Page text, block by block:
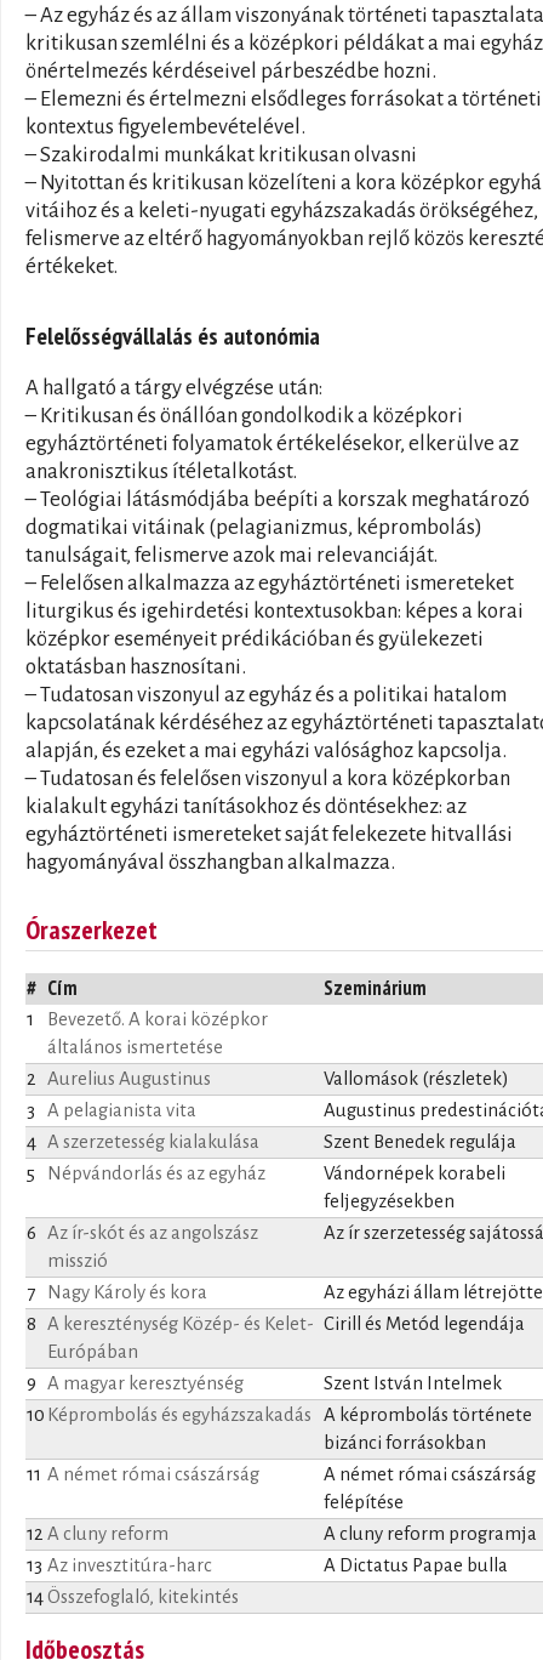
– Az egyház és az állam viszonyának történeti
kritikusan szemlélni és a középkori példákat a mai
önértelmezés kérdéseivel párbeszédbe hozni.
– Elemezni és értelmezni elsődleges forrásokat a történeti
kontextus figyelembevételével.
– Szakirodalmi munkákat kritikusan olvasni
– Nyitottan és kritikusan közelíteni a kora középkor
vitáihoz és a keleti-nyugati egyházszakadás örökségéhez,
felismerve az eltérő hagyományokban rejlő közös
értékeket.
Felelősségvállalás és autonómia
A hallgató a tárgy elvégzése után:
– Kritikusan és önállóan gondolkodik a középkori
egyháztörténeti folyamatok értékelésekor, elkerülve az
anakronisztikus ítéletalkotást.
– Teológiai látásmódjába beépíti a korszak meghatározó
dogmatikai vitáinak (pelagianizmus, képrombolás)
tanulságait, felismerve azok mai relevanciáját.
– Felelősen alkalmazza az egyháztörténeti ismereteket
liturgikus és igehirdetési kontextusokban: képes a korai
középkor eseményeit prédikációban és gyülekezeti
oktatásban hasznosítani.
– Tudatosan viszonyul az egyház és a politikai hatalom
kapcsolatának kérdéséhez az egyháztörténeti
alapján, és ezeket a mai egyházi valósághoz kapcsolja.
– Tudatosan és felelősen viszonyul a kora középkorban
kialakult egyházi tanításokhoz és döntésekhez: az
egyháztörténeti ismereteket saját felekezete hitvallási
hagyományával összhangban alkalmazza.
Óraszerkezet
# Cím Szeminárium
1
Bevezető. A korai középkor
általános ismertetése
2
Aurelius Augustinus
Vallomások (részletek)
3
A pelagianista vita
Augustinus
4 A szerzetesség kialakulása
Szent Benedek regulája
5
Népvándorlás és az egyház
Vándornépek korabeli
feljegyzésekben
6
Az ír-skót és az angolszász
misszió
Az ír szerzetesség
7 Nagy Károly és kora
Az egyházi állam létrejötte
8
A kereszténység Közép- és Kelet-
Európában
Cirill és Metód legendája
9 A magyar keresztyénség
Szent István Intelmek
10 Képrombolás és egyházszakadás
A képrombolás története
bizánci forrásokban
11 A német római császárság
A német római császárság
felépítése
12 A cluny reform
A cluny reform programja
13 Az invesztitúra-harc
A Dictatus Papae bulla
14Összefoglaló, kitekintés
Időbeosztás